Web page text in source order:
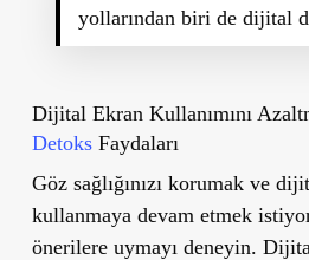
yollarından biri de dijital
Dijital Ekran Kullanımını
DetoksFaydaları
Göz sağlığınızı korumak ve
kullanmaya devam etmek
önerilere uymayı deneyin.